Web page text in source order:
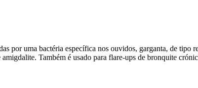
por uma bactéria específica nos ouvidos, garganta, de
Também é usado para flare-ups de bronquite